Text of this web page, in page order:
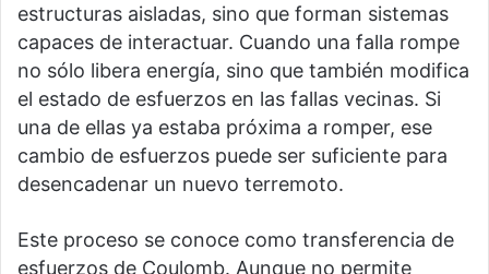
estructuras aisladas, sino que forman sistemas
capaces de interactuar. Cuando una falla rompe
no sólo libera energía, sino que también modifica
el estado de esfuerzos en las fallas vecinas. Si
una de ellas ya estaba próxima a romper, ese
cambio de esfuerzos puede ser suficiente para
desencadenar un nuevo terremoto.
Este proceso se conoce como transferencia de
esfuerzos de Coulomb. Aunque no permite